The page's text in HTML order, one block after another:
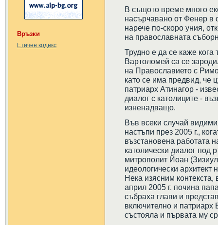
Връзки
Етичен кодекс
В същото време много
насърчавано от Фенер в
нарече по-скоро уния,
на православната
Трудно е да се каже кога
Вартоломей са се
на Православието с
като се има предвид, че
патриарх Атинагор -
диалог с католиците -
изненадващо.
Във всеки случай
настъпи през 2005 г.,
възстановена работата
католически диалог под
митрополит Йоан
идеологически архитект
Нека изясним контекста,
април 2005 г. почина
събраха глави и
включително и патриарх
състояла и първата му